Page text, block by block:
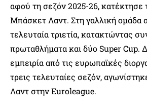
αφού τη σεζόν 2025-26, κατέκτησε
Μπάσκετ Λαντ. Στη γαλλική ομάδα
τελευταία τριετία, κατακτώντας
πρωταθλήματα και δύο Super Cup.
εμπειρία από τις ευρωπαϊκές
τρεις τελευταίες σεζόν,
Λαντ στην Euroleague.